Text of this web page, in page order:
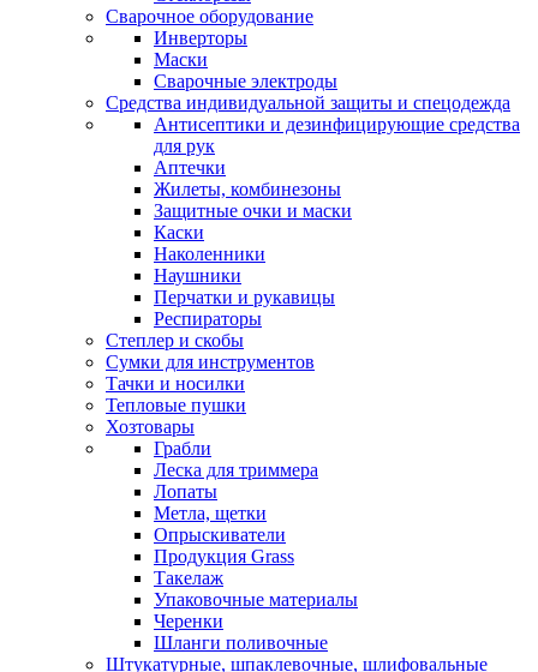
Сварочное оборудование
Инверторы
Маски
Сварочные электроды
Средства индивидуальной защиты и спецодежда
Антисептики и дезинфицирующие средства
для рук
Аптечки
Жилеты, комбинезоны
Защитные очки и маски
Каски
Наколенники
Наушники
Перчатки и рукавицы
Респираторы
Степлер и скобы
Сумки для инструментов
Тачки и носилки
Тепловые пушки
Хозтовары
Грабли
Леска для триммера
Лопаты
Метла, щетки
Опрыскиватели
Продукция Grass
Такелаж
Упаковочные материалы
Черенки
Шланги поливочные
Штукатурные, шпаклевочные, шлифовальные